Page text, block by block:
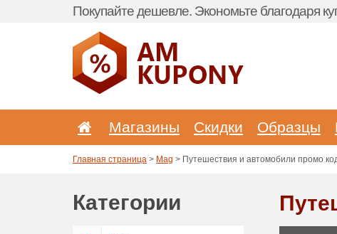
Покупайте дешевле. Экономьте благодаря
Магазины Скидки Образцы
Главная страница > Mag > Путешествия и автомобили промо
Категории